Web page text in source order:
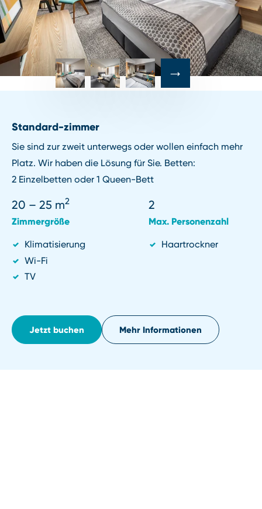
Standard⁠-⁠zimmer
Sie sind zur zweit unterwegs oder wollen einfach mehr
Platz. Wir haben die Lösung für Sie. Betten:
2 Einzelbetten oder 1 Queen⁠-⁠Bett
20 – 25 m2
Zimmergröße
2
Max. Personenzahl
Klimatisierung
Wi⁠-⁠Fi
TV
Haartrockner
Jetzt buchen Mehr Informationen